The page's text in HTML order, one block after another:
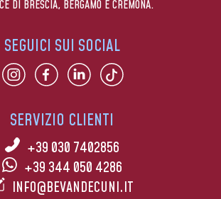
DI BRESCIA, BERGAMO E CREMONA.
SERVIZIO CLIENTI
+39 030 7402856
+39 344 050 4286
INFO@BEVANDECUNI.IT
SEGUICI SUI SOCIAL